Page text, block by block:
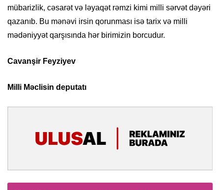
mübarizlik, cəsarət və ləyaqət rəmzi kimi milli sərvət dəyəri
qazanıb. Bu mənəvi irsin qorunması isə tarix və milli
mədəniyyət qarşısında hər birimizin borcudur.
Cavanşir Feyziyev
Milli Məclisin deputatı